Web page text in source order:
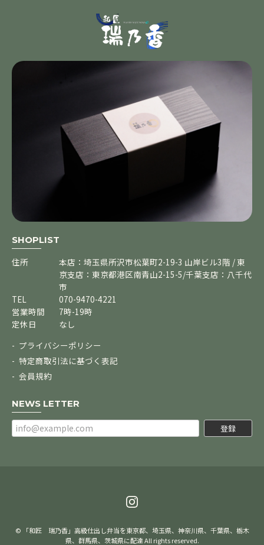
SHOPLIST
住所
本店：埼玉県所沢市松葉町2-19-3 山岸ビル3階 / 東
京支店：東京都港区南青山2-15-5/千葉支店：八千代
市
TEL
070-9470-4221
営業時間
7時-19時
定休日
なし
プライバシーポリシー
特定商取引法に基づく表記
会員規約
NEWS LETTER
登録
© 「和匠 瑞乃香」高級仕出し弁当を東京都、埼玉県、神奈川県、千葉県、栃木
県、群馬県、茨城県に配達 All rights reserved.